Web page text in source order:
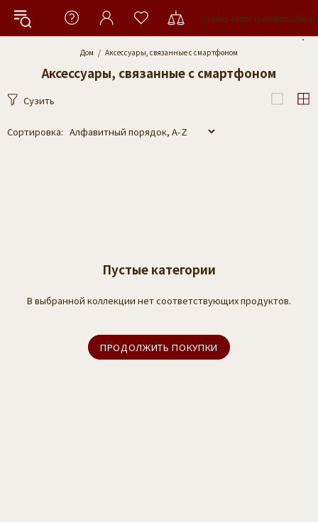
Liquid error (sections/
Дом Аксессуары, связанные с смартфоном
Аксессуары, связанные с смартфоном
Сузить
Сортировка:
Пустые категории
В выбранной коллекции нет соответствующих продуктов.
ПРОДОЛЖИТЬ ПОКУПКИ